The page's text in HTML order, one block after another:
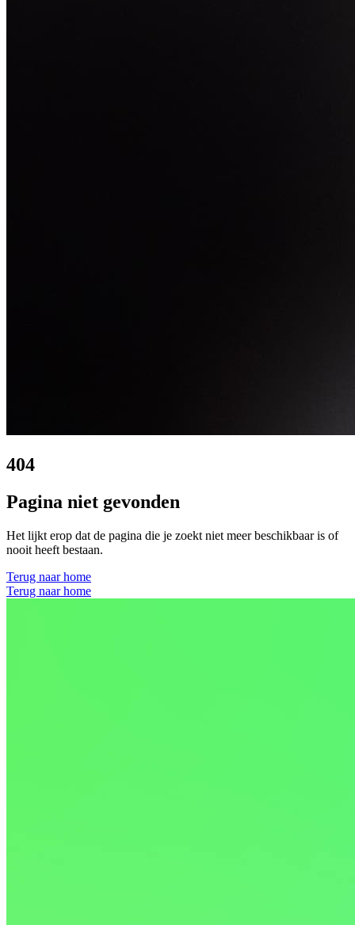
404
Pagina niet gevonden
Het lijkt erop dat de pagina die je zoekt niet meer beschikbaar is of
nooit heeft bestaan.
Terug naar home
Terug naar home